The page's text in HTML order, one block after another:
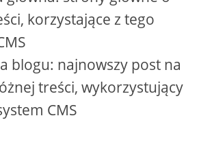
korzystające z tego
blogu: najnowszy post na
treści, wykorzystujący
CMS